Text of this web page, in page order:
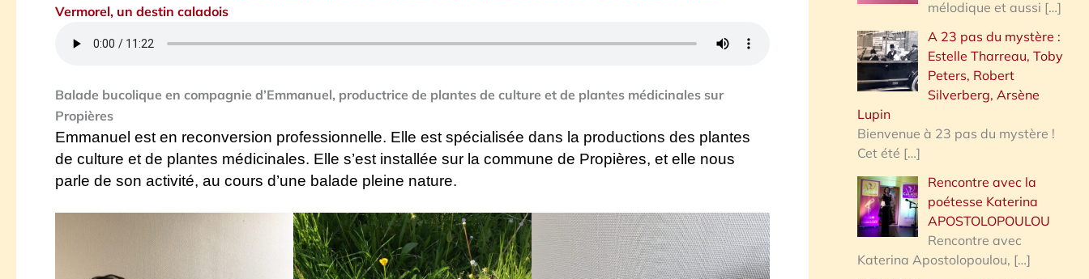
Vermorel, un destin caladois
Balade bucolique en compagnie d’Emmanuel, productrice de plantes de culture et de plantes médicinales sur
Propières
Emmanuel est en reconversion professionnelle. Elle est spécialisée dans la productions des plantes
de culture et de plantes médicinales. Elle s’est installée sur la commune de Propières, et elle nous
parle de son activité, au cours d’une balade pleine nature.
mélodique et aussi […]
A 23 pas du mystère :
Estelle Tharreau, Toby
Peters, Robert
Silverberg, Arsène
Lupin
Bienvenue à 23 pas du mystère !
Cet été […]
Rencontre avec la
poétesse Katerina
APOSTOLOPOULOU
Rencontre avec
Katerina Apostolopoulou, […]